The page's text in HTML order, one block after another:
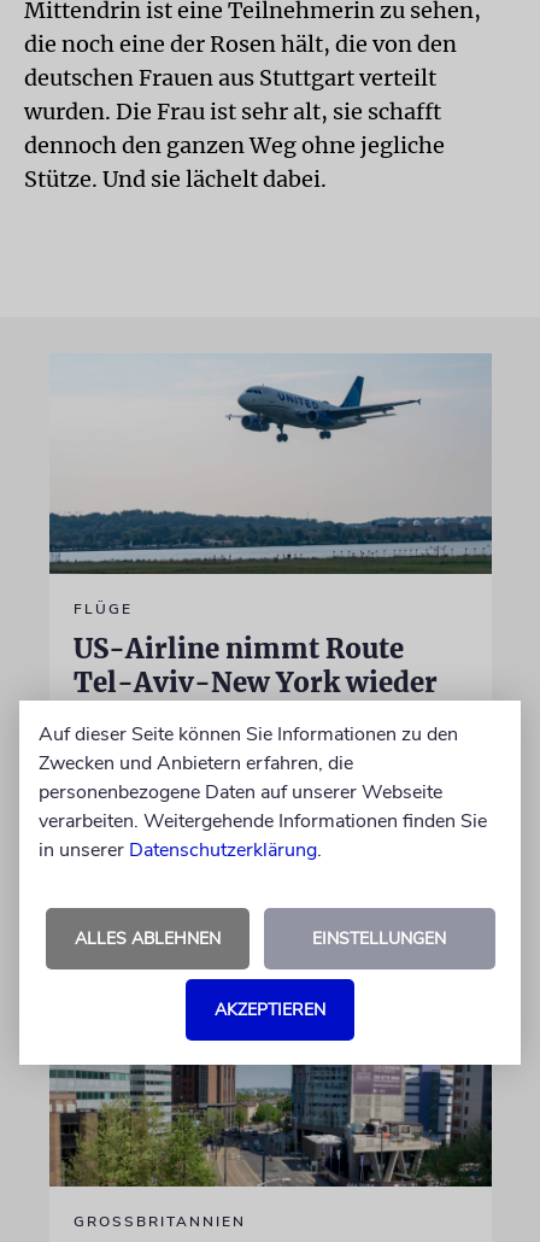
Mittendrin ist eine Teilnehmerin zu sehen,
die noch eine der Rosen hält, die von den
deutschen Frauen aus Stuttgart verteilt
wurden. Die Frau ist sehr alt, sie schafft
dennoch den ganzen Weg ohne jegliche
Stütze. Und sie lächelt dabei.
FLÜGE
US-Airline nimmt Route
Tel-Aviv-New York wieder
Pünktlich zu Rosch Haschana gibt es wieder
Direktflüge zwischen New York und Tel Aviv
von anderen Anbietern als El Al
GROSSBRITANNIEN
Auf dieser Seite können Sie Informationen zu den
Zwecken und Anbietern erfahren, die
personenbezogene Daten auf unserer Webseite
verarbeiten. Weitergehende Informationen finden Sie
in unserer Datenschutzerklärung.
ALLES ABLEHNEN EINSTELLUNGEN
AKZEPTIEREN